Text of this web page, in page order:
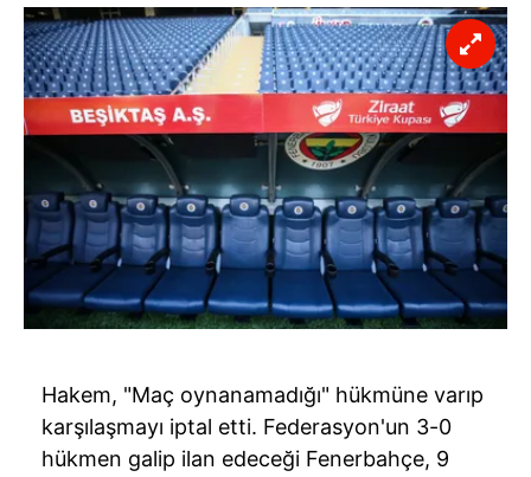
Hakem, "Maç oynanamadığı" hükmüne varıp
karşılaşmayı iptal etti. Federasyon'un 3-0
hükmen galip ilan edeceği Fenerbahçe, 9